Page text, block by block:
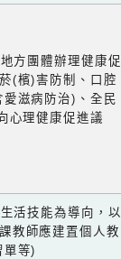
方團體辦理健康促
(檳)害防制、口腔
滋病防治)、全民
心理健康促進議
活技能為導向，以
教師應建置個人教
單等)